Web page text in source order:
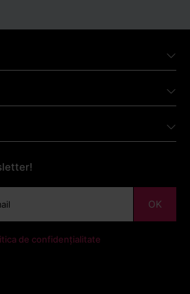
OK
de confidențialitate